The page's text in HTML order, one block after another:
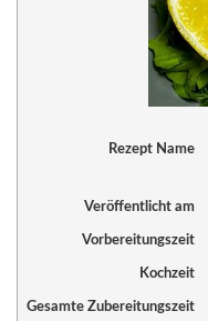
Rezept Name
Veröffentlicht am
Vorbereitungszeit
Kochzeit
Gesamte Zubereitungszeit